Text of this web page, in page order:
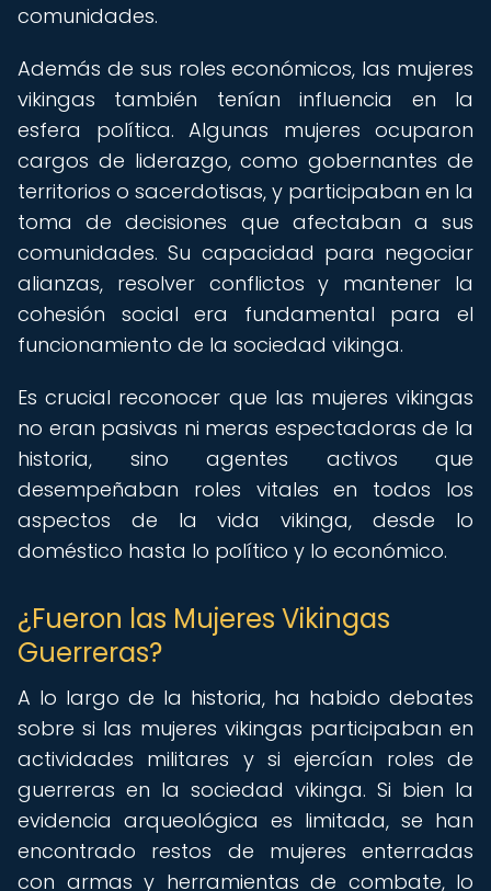
comunidades.
Además de sus roles económicos, las mujeres
vikingas también tenían influencia en la
esfera política. Algunas mujeres ocuparon
cargos de liderazgo, como gobernantes de
territorios o sacerdotisas, y participaban en la
toma de decisiones que afectaban a sus
comunidades. Su capacidad para negociar
alianzas, resolver conflictos y mantener la
cohesión social era fundamental para el
funcionamiento de la sociedad vikinga.
Es crucial reconocer que las mujeres vikingas
no eran pasivas ni meras espectadoras de la
historia, sino agentes activos que
desempeñaban roles vitales en todos los
aspectos de la vida vikinga, desde lo
doméstico hasta lo político y lo económico.
¿Fueron las Mujeres Vikingas
Guerreras?
A lo largo de la historia, ha habido debates
sobre si las mujeres vikingas participaban en
actividades militares y si ejercían roles de
guerreras en la sociedad vikinga. Si bien la
evidencia arqueológica es limitada, se han
encontrado restos de mujeres enterradas
con armas y herramientas de combate, lo